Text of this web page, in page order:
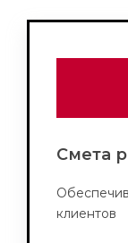
Смета
клиентов